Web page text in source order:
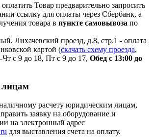
Товар предварительно запросить
ссылку для оплаты через Сбербанк, а
товара в пункте самовывоза по
Лихачевский проезд, д.8, стр.1 - оплата
картой (скачать схему проезда,
с 9 до 18, Пт с 9 до 17, Обед с 13:00 до
расчету юридическим лицам,
заявку на оборудование и
на электронный адрес
для выставления счета на оплату.